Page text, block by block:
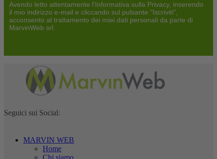
Avendo letto attentamente l'Informativa sulla Privacy, inserendo
il mio indirizzo e-mail e cliccando sul pulsante "Iscriviti",
acconsento al trattamento dei miei dati personali da parte di
MarvinWeb srl.
Seguici sui Social:
MARVIN WEB
Home